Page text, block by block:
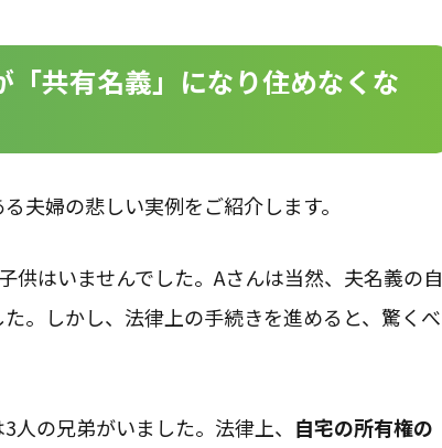
共有名義」になり住めなくな
夫婦の悲しい実例をご紹介します。
供はいませんでした。Aさんは当然、夫名義の自
。しかし、法律上の手続きを進めると、驚くべ
の兄弟がいました。法律上、 自宅の所有権の